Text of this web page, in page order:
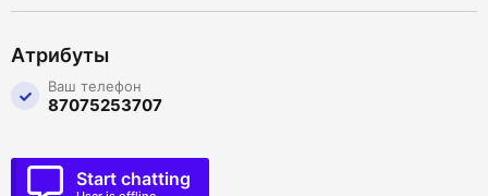
Атрибуты
Ваш телефон
87075253707
Start chatting